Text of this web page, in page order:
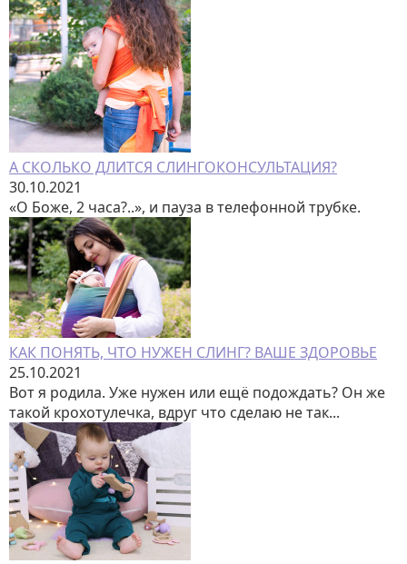
А СКОЛЬКО ДЛИТСЯ СЛИНГОКОНСУЛЬТАЦИЯ?
30.10.2021
«О Боже, 2 часа?..», и пауза в телефонной трубке.
КАК ПОНЯТЬ, ЧТО НУЖЕН СЛИНГ? ВАШЕ ЗДОРОВЬЕ
25.10.2021
Вот я родила. Уже нужен или ещё подождать? Он же
такой крохотулечка, вдруг что сделаю не так...